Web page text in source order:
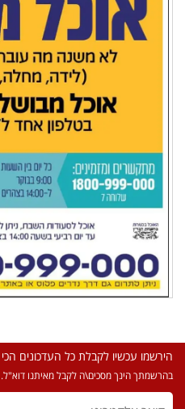
הירשמו עכשיו לקבלת כל העדכונים הכי
בהרשמתך הינך מסכים\ה לקבל מאיתנו דוא"ל.